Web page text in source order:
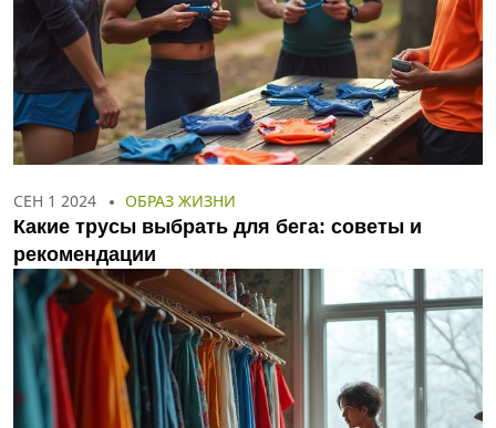
СЕН 1 2024 ОБРАЗ ЖИЗНИ
Какие трусы выбрать для бега: советы и
рекомендации